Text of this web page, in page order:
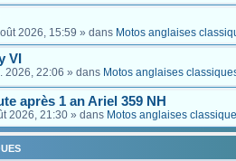
2026, 15:59 » dans Motos anglaises
VI
2026, 22:06 » dans Motos anglaises
après 1 an Ariel 359 NH
2026, 21:30 » dans Motos anglaises